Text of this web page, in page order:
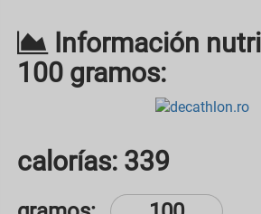
Información
100 gramos:
calorías: 339